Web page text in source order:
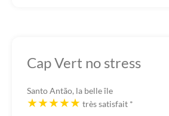
Cap Vert no stress
Santo Antão, la belle île
très satisfait *